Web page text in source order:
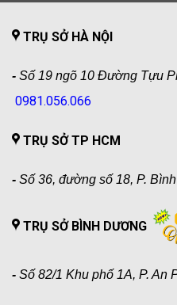
TRỤ SỞ HÀ NỘI
- Số 19 ngõ 10 Đường Tựu
0981.056.066
TRỤ SỞ TP HCM
- Số 36, đường số 18, P.
TRỤ SỞ BÌNH DƯƠNG
- Số 82/1 Khu phố 1A, P. An